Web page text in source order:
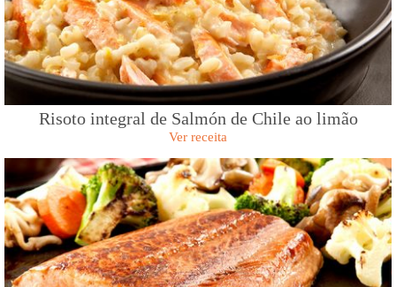
Risoto integral de Salmón de Chile ao limão
Ver receita